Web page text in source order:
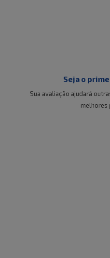
Seja o
Sua avaliação ajudará
melhores